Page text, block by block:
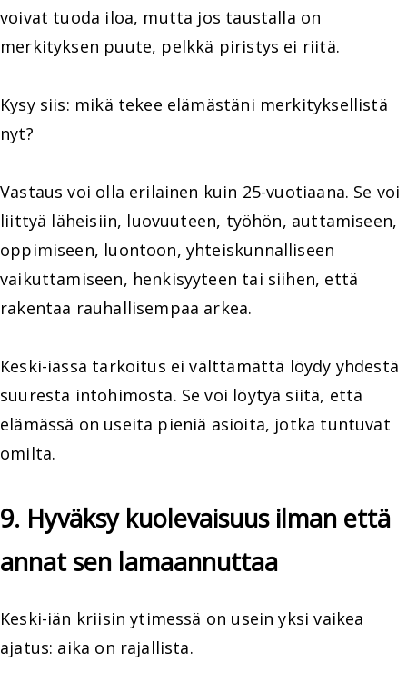
voivat tuoda iloa, mutta jos taustalla on
merkityksen puute, pelkkä piristys ei riitä.
Kysy siis: mikä tekee elämästäni merkityksellistä
nyt?
Vastaus voi olla erilainen kuin 25-vuotiaana. Se voi
liittyä läheisiin, luovuuteen, työhön, auttamiseen,
oppimiseen, luontoon, yhteiskunnalliseen
vaikuttamiseen, henkisyyteen tai siihen, että
rakentaa rauhallisempaa arkea.
Keski-iässä tarkoitus ei välttämättä löydy yhdestä
suuresta intohimosta. Se voi löytyä siitä, että
elämässä on useita pieniä asioita, jotka tuntuvat
omilta.
9. Hyväksy kuolevaisuus ilman että
annat sen lamaannuttaa
Keski-iän kriisin ytimessä on usein yksi vaikea
ajatus: aika on rajallista.